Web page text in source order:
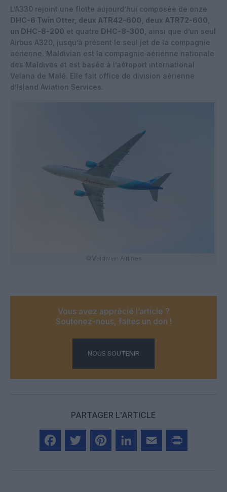
L’A330 rejoint une flotte aujourd’hui composée de onze
DHC-6 Twin Otter, deux ATR42-600, deux ATR72-600,
un DHC-8-200 et quatre DHC-8-300 , ainsi que d’un seul
Airbus A320, jusqu’à présent le seul jet de la compagnie
aérienne. Maldivian est la compagnie aérienne nationale
des Maldives et est basée à l’aéroport international
Velana de Malé. Elle fait office de division aérienne
d’Island Aviation Services.
©Maldivian Airlines
Vous avez apprécié l’article ?
Soutenez-nous, faites un don !
NOUS SOUTENIR
PARTAGER L'ARTICLE